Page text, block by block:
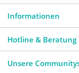
Informationen
Hotline & Beratung
Unsere